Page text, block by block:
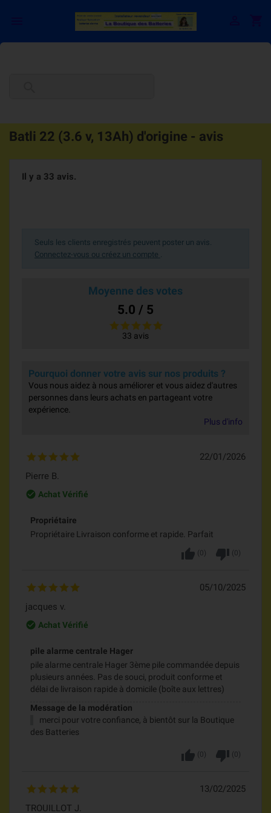
Batli 22 (3.6 v, 13Ah) d'origine - avis
Il y a 33 avis.
Seuls les clients enregistrés peuvent poster un avis.
Connectez-vous ou créez un compte .
Moyenne des votes
5.0 / 5
33 avis
Pourquoi donner votre avis sur nos produits ?
Vous nous aidez à nous améliorer et vous aidez d'autres
personnes dans leurs achats en partageant votre
expérience.
Plus d'info
22/01/2026
Pierre B.
check_circle_outline
Achat Vérifié
Propriétaire
Propriétaire Livraison conforme et rapide. Parfait
thumb_up (0 ) thumb_down (0 )
05/10/2025
jacques v.
check_circle_outline
Achat Vérifié
pile alarme centrale Hager
pile alarme centrale Hager 3ème pile commandée depuis
plusieurs années. Pas de souci, produit conforme et
délai de livraison rapide à domicile (boîte aux lettres)
Message de la modération
merci pour votre confiance, à bientôt sur la Boutique
des Batteries
thumb_up (0 ) thumb_down (0 )
13/02/2025
TROUILLOT J.